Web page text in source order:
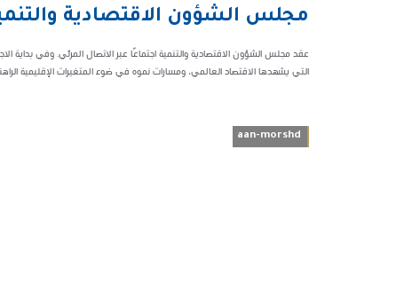
مجلس الشؤون الاقتصادية
عقد مجلس الشؤون الاقتصادية والتنمية اجتماعًا عبر الاتصال المرئي. وفي بداية
التي يشهدها الاقتصاد العالمي، ومسارات نموه في ضوء المتغيرات الإقليمية
aan-morshd